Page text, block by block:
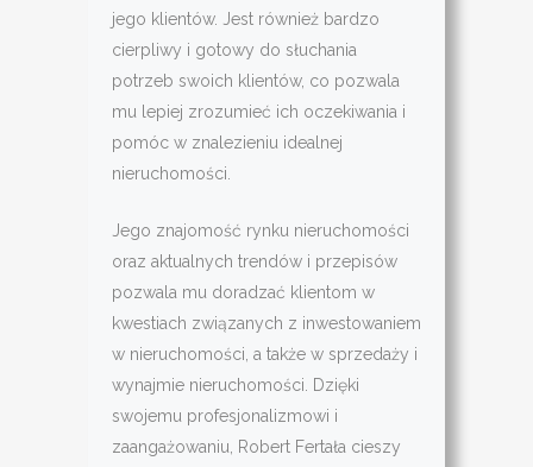
jego klientów. Jest również bardzo
cierpliwy i gotowy do słuchania
potrzeb swoich klientów, co pozwala
mu lepiej zrozumieć ich oczekiwania i
pomóc w znalezieniu idealnej
nieruchomości.
Jego znajomość rynku nieruchomości
oraz aktualnych trendów i przepisów
pozwala mu doradzać klientom w
kwestiach związanych z inwestowaniem
w nieruchomości, a także w sprzedaży i
wynajmie nieruchomości. Dzięki
swojemu profesjonalizmowi i
zaangażowaniu, Robert Fertała cieszy